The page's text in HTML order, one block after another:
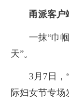
甬派客户
一抹“巾帼
天”。
3月7日，“
际妇女节专